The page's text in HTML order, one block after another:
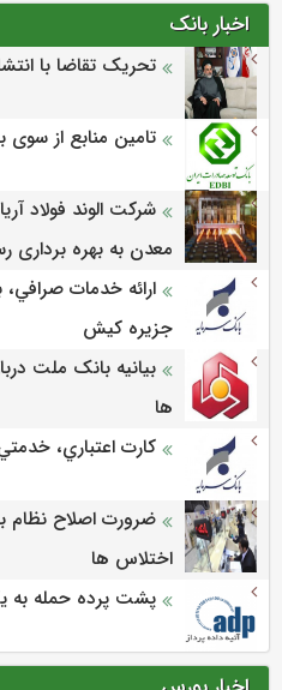
اخبار بانک
تحریک تقاضا با
تامین منابع از سوی
شرکت الوند فولاد
معدن به بهره برداری
ارائه خدمات
جزيره كيش
بیانیه بانک ملت
ها
كارت اعتباري،
ضرورت اصلاح نظام
اختلاس ها
پشت پرده حمله به